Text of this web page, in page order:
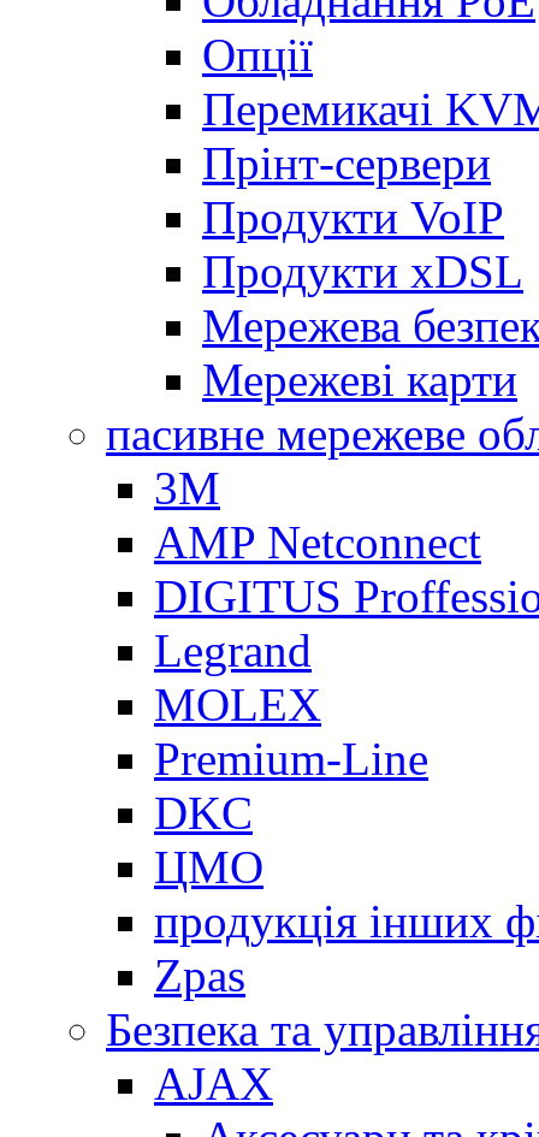
Опції
Перемикачі
Прінт-сервери
Продукти VoIP
Продукти xDSL
Мережева
Мережеві карти
пасивне мережеве
3M
AMP Netconnect
DIGITUS
Legrand
MOLEX
Premium-Line
DKC
ЦМО
продукція інших
Zpas
Безпека та
AJAX